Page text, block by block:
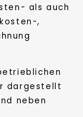
als auch
,
dargestellt
neben